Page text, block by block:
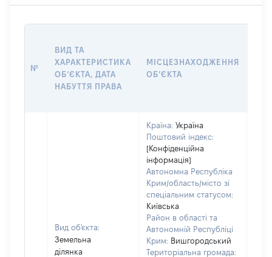
№
ВИД ТА
ХАРАКТЕРИСТИКА
ОБʼЄКТА, ДАТА
НАБУТТЯ ПРАВА
МІСЦЕЗНАХОДЖЕННЯ
ОБʼЄКТА
Вид об'єкта:
Земельна
ділянка
Країна: Україна
Поштовий індекс:
[Конфіденційна
інформація]
Автономна Республіка
Крим/область/місто зі
спеціальним статусом:
Київська
Район в області та
Автономній Республіці
Крим: Вишгородський
Територіальна громада: